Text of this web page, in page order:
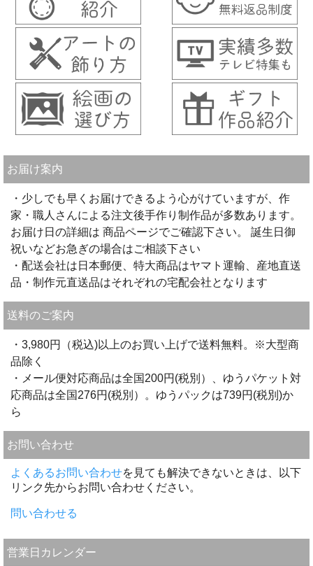
お届け案内
・少しでも早くお届けできるよう心がけていますが、作
家・職人さんによる注文後手作り制作品が多数あります。
お届け日の詳細は 商品ページでご確認下さい。 誕生日御
祝いなどお急ぎの場合はご相談下さい
・配送会社は日本郵便、特大商品はヤマト運輸、産地直送
品・制作元直送品はそれぞれの宅配会社となります
送料のご案内
・3,980円（税込)以上のお買い上げで送料無料。※大型商
品除く
・メール便対応商品は全国200円(税別）、ゆうパケット対
応商品は全国276円(税別）。ゆうパックは739円(税別)か
ら
お問い合わせ
よくあるお問い合わせを見ても解決できないときは、以下
リンク先からお問い合わせください。
問い合わせる
営業日カレンダー